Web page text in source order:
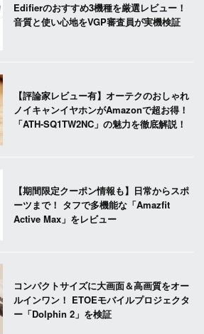
Edifierのおすすめ3機種を厳選レビュー！
音質と使い心地をVGP審査員が実機検証
【評論家レビュー有】オーテクのおしゃれ
ノイキャンイヤホンがAmazonで超お得！
「ATH-SQ1TW2NC」の魅力を徹底解説！
【期間限定クーポン情報も】日常からスポ
ーツまで！ タフで多機能な「Amazfit
Active Max」をレビュー
コンパクトサイズに大画面＆高画質をオー
ルインワン！ ETOEモバイルプロジェクタ
ー「Dolphin 2」を検証